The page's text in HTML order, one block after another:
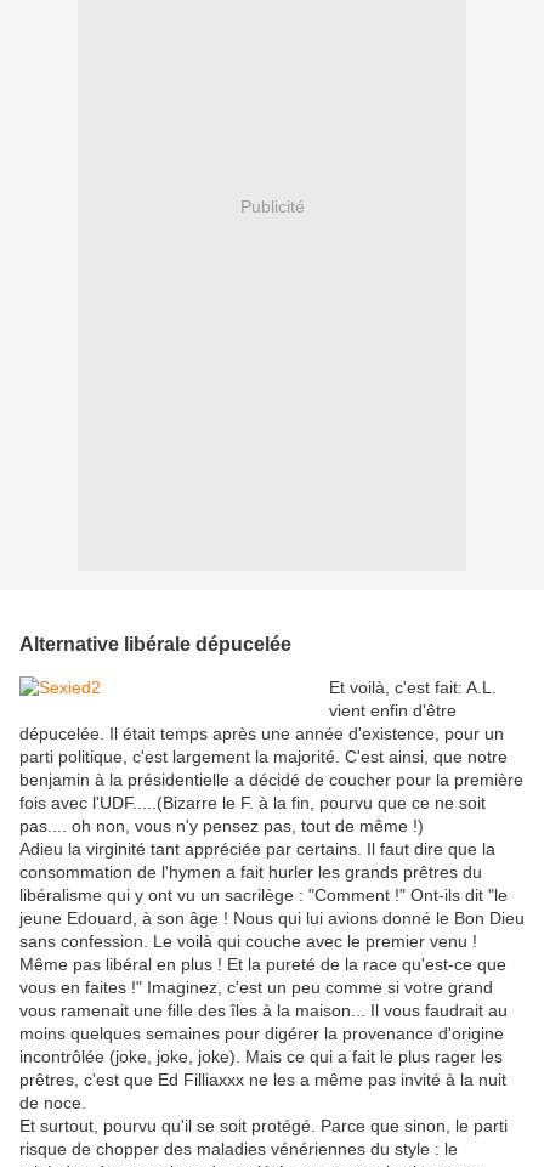
Publicité
Alternative libérale dépucelée
Et voilà, c'est fait: A.L.
vient enfin d'être
dépucelée. Il était temps après une année d'existence, pour un
parti politique, c'est largement la majorité. C'est ainsi, que notre
benjamin à la présidentielle a décidé de coucher pour la première
fois avec l'UDF.....(Bizarre le F. à la fin, pourvu que ce ne soit
pas.... oh non, vous n'y pensez pas, tout de même !)
Adieu la virginité tant appréciée par certains. Il faut dire que la
consommation de l'hymen a fait hurler les grands prêtres du
libéralisme qui y ont vu un sacrilège : "Comment !" Ont-ils dit "le
jeune Edouard, à son âge ! Nous qui lui avions donné le Bon Dieu
sans confession. Le voilà qui couche avec le premier venu !
Même pas libéral en plus ! Et la pureté de la race qu'est-ce que
vous en faites !" Imaginez, c'est un peu comme si votre grand
vous ramenait une fille des îles à la maison... Il vous faudrait au
moins quelques semaines pour digérer la provenance d'origine
incontrôlée (joke, joke, joke). Mais ce qui a fait le plus rager les
prêtres, c'est que Ed Filliaxxx ne les a même pas invité à la nuit
de noce.
Et surtout, pourvu qu'il se soit protégé. Parce que sinon, le parti
risque de chopper des maladies vénériennes du style : le